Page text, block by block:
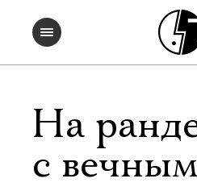
На
с вечным